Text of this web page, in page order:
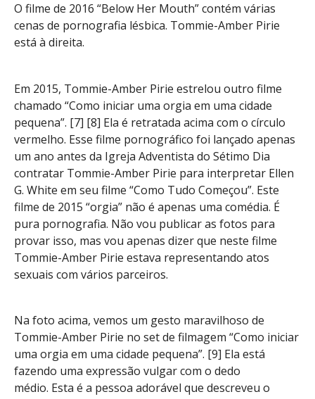
O filme de 2016 “Below Her Mouth” contém várias
cenas de pornografia lésbica. Tommie-Amber Pirie
está à direita.
Em 2015, Tommie-Amber Pirie estrelou outro filme
chamado “Como iniciar uma orgia em uma cidade
pequena”. [7] [8] Ela é retratada acima com o círculo
vermelho. Esse filme pornográfico foi lançado apenas
um ano antes da Igreja Adventista do Sétimo Dia
contratar Tommie-Amber Pirie para interpretar Ellen
G. White em seu filme “Como Tudo Começou”. Este
filme de 2015 “orgia” não é apenas uma comédia. É
pura pornografia. Não vou publicar as fotos para
provar isso, mas vou apenas dizer que neste filme
Tommie-Amber Pirie estava representando atos
sexuais com vários parceiros.
Na foto acima, vemos um gesto maravilhoso de
Tommie-Amber Pirie no set de filmagem “Como iniciar
uma orgia em uma cidade pequena”. [9] Ela está
fazendo uma expressão vulgar com o dedo
médio. Esta é a pessoa adorável que descreveu o